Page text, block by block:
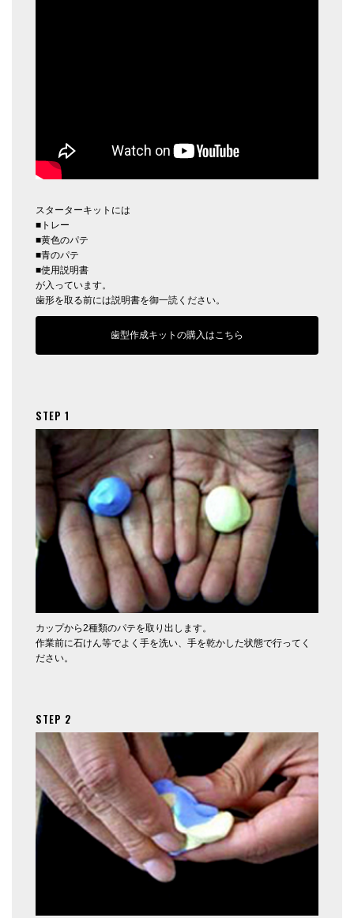
スターターキットには
■トレー
■黄色のパテ
■青のパテ
■使用説明書
が入っています。
歯形を取る前には説明書を御一読ください。
歯型作成キットの購入はこちら
STEP 1
カップから2種類のパテを取り出します。
作業前に石けん等でよく手を洗い、手を乾かした状態で行ってく
ださい。
STEP 2